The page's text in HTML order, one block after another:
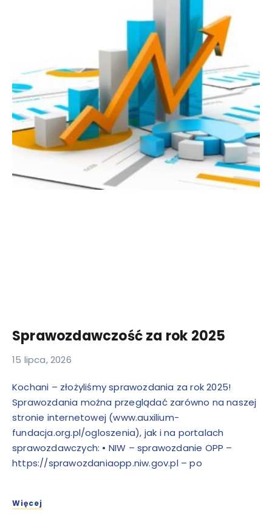
Sprawozdawczość za rok 2025
15 lipca, 2026
Kochani – złożyliśmy sprawozdania za rok 2025!
Sprawozdania można przeglądać zarówno na naszej
stronie internetowej (www.auxilium-
fundacja.org.pl/ogloszenia), jak i na portalach
sprawozdawczych: • NIW – sprawozdanie OPP –
https://sprawozdaniaopp.niw.gov.pl – po
Więcej